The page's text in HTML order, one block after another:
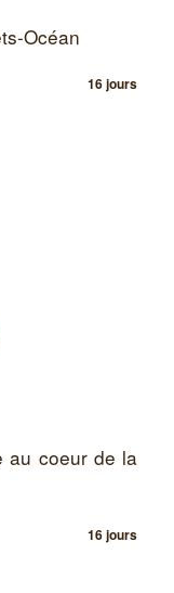
Océan
16 jours
au coeur de la
16 jours